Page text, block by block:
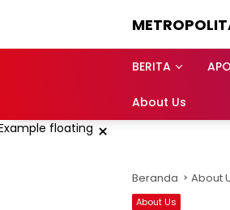
BERITA
About Us
×
Beranda About
About Us